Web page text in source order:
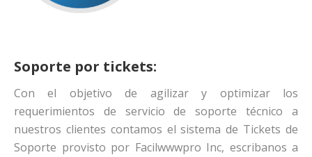
Soporte por tickets:
Con el objetivo de agilizar y optimizar los
requerimientos de servicio de soporte técnico a
nuestros clientes contamos el sistema de Tickets de
Soporte provisto por Facilwwwpro Inc, escribanos a